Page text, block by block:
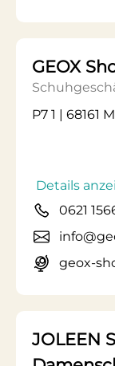
GEOX
P7 1 | 68161
Details
0621
geox-
JOLEEN